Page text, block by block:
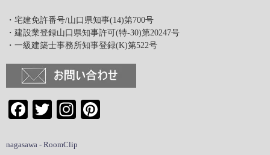
・宅建免許番号/山口県知事(14)第700号
・建設業登録山口県知事許可(特-30)第20247号
・一級建築士事務所知事登録(K)第522号
FacebookTwitter Instagram
nagasawa - RoomClip